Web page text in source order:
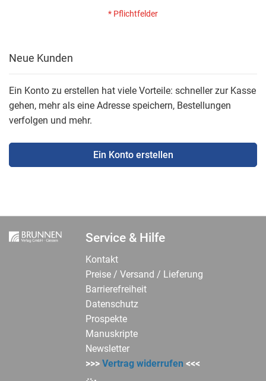
Neue Kunden
Ein Konto zu erstellen hat viele Vorteile: schneller zur Kasse
gehen, mehr als eine Adresse speichern, Bestellungen
verfolgen und mehr.
Ein Konto erstellen
Service & Hilfe
Kontakt
Preise / Versand / Lieferung
Barrierefreiheit
Datenschutz
Prospekte
Manuskripte
Newsletter
>>>Vertrag widerrufen <<<